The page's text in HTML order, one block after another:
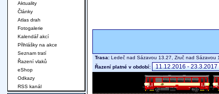
Trasa: Ledeč nad Sázavou 13.27, Zruč nad
Řazení platné v období:
Aktuality
Články
Atlas drah
Fotogalerie
Kalendář akcí
Přihlášky na akce
Seznam tratí
Řazení vlaků
eShop
Odkazy
RSS kanál